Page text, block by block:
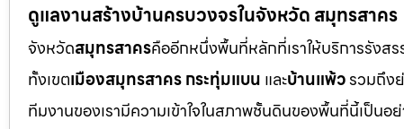
ดูแลงานสร้างบ้านครบวงจรในจังหวัด สมุทรสาคร
จังหวัดสมุทรสาครคืออีกหนึ่งพื้นที่หลักที่เราให้บริการรังส
ทั้งเขตเมืองสมุทรสาคร กระทุ่มแบน และบ้านแพ้วรวมถึง
ทีมงานของเรามีความเข้าใจในสภาพชั้นดินของพื้นที่นี้เป็น